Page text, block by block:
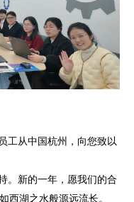
工从中国杭州，向您致以
。新的一年，愿我们的合
西湖之水般源远流长。